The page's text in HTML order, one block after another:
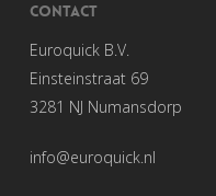
CONTACT
Euroquick B.V.
Einsteinstraat 69
3281 NJ Numansdorp
info@euroquick.nl